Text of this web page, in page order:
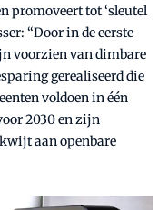
promoveert tot ‘sleutel
“Door in de eerste
voorzien van dimbare
gerealiseerd die
voldoen in één
2030 en zijn
aan openbare